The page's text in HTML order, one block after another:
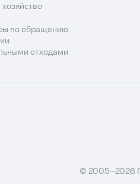
по обращению
отходами
© 2005–2026